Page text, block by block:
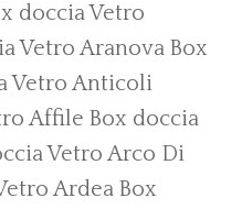
doccia Vetro
Vetro Aranova Box
Vetro Anticoli
Affile Box doccia
Vetro Arco Di
Ardea Box